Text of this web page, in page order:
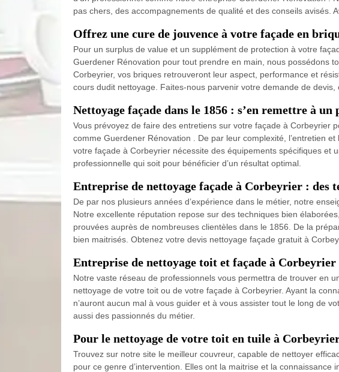
pas chers, des accompagnements de qualité et des conseils avisés.
Offrez une cure de jouvence à votre façade en
Pour un surplus de value et un supplément de protection à votre
Guerdener Rénovation pour tout prendre en main, nous possédons
Corbeyrier, vos briques retrouveront leur aspect, performance et
cours dudit nettoyage. Faites-nous parvenir votre demande de devis,
Nettoyage façade dans le 1856 : s’en remettre à un
Vous prévoyez de faire des entretiens sur votre façade à Corbeyrier
comme Guerdener Rénovation . De par leur complexité, l’entretien
votre façade à Corbeyrier nécessite des équipements spécifiques
professionnelle qui soit pour bénéficier d’un résultat optimal.
Entreprise de nettoyage façade à Corbeyrier : des
De par nos plusieurs années d’expérience dans le métier, notre
Notre excellente réputation repose sur des techniques bien
prouvées auprès de nombreuses clientèles dans le 1856. De la
bien maitrisés. Obtenez votre devis nettoyage façade gratuit à
Entreprise de nettoyage toit et façade à Corbeyrier
Notre vaste réseau de professionnels vous permettra de trouver en
nettoyage de votre toit ou de votre façade à Corbeyrier. Ayant la
n’auront aucun mal à vous guider et à vous assister tout le long de
aussi des passionnés du métier.
Pour le nettoyage de votre toit en tuile à
Trouvez sur notre site le meilleur couvreur, capable de nettoyer
pour ce genre d’intervention. Elles ont la maitrise et la